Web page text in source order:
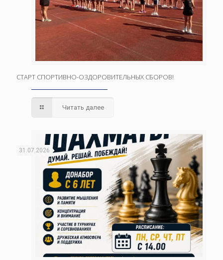
СТАРТ СПОРТИВНО-ОЗДОРОВИТЕЛЬНЫХ СБОРОВ!
Читать далее
31.07.2026